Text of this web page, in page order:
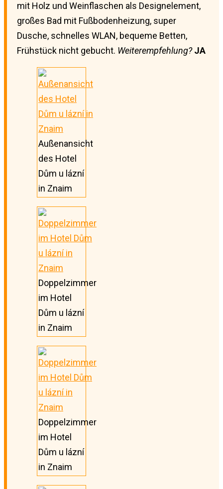
mit Holz und Weinflaschen als Designelement,
großes Bad mit Fußbodenheizung, super
Dusche, schnelles WLAN, bequeme Betten,
Frühstück nicht gebucht. Weiterempfehlung? JA
Außenansicht
des Hotel
Dům u lázní
in Znaim
Doppelzimmer
im Hotel
Dům u lázní
in Znaim
Doppelzimmer
im Hotel
Dům u lázní
in Znaim